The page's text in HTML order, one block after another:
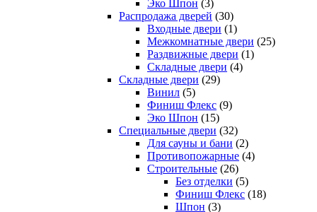
Эко Шпон (3)
Распродажа дверей (30)
Входные двери (1)
Межкомнатные двери (25)
Раздвижные двери (1)
Складные двери (4)
Складные двери (29)
Винил (5)
Финиш Флекс (9)
Эко Шпон (15)
Специальные двери (32)
Для сауны и бани (2)
Противопожарные (4)
Строительные (26)
Без отделки (5)
Финиш Флекс (18)
Шпон (3)